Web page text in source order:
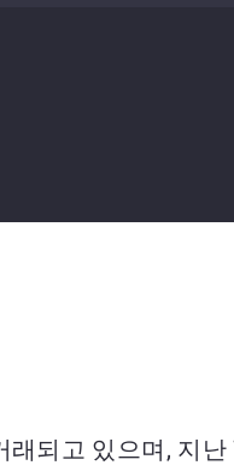
되고 있으며, 지